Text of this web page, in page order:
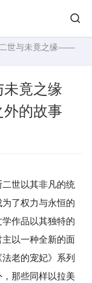
世与未竟之缘——
竟之缘
的故事
世以其非凡的统
了权力与永恒的
作品以其独特的
以一种全新的面
老的宠妃》系列
那些同样以拉美